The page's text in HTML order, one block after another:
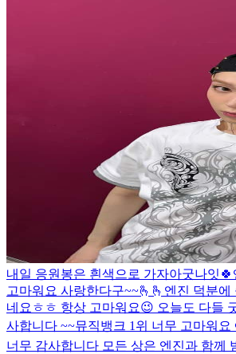
내일 응원봉은 흰색으로 가자아굿나잇🍀
고마워요 사랑한다구~~🫰🫰 엔진 덕분에
네요ㅎㅎ 항상 고마워요😉 오늘도 다들
사합니다 ~~뮤직뱅크 1위 너무 고마워
너무 감사합니다 모든 상은 엔진과 함께